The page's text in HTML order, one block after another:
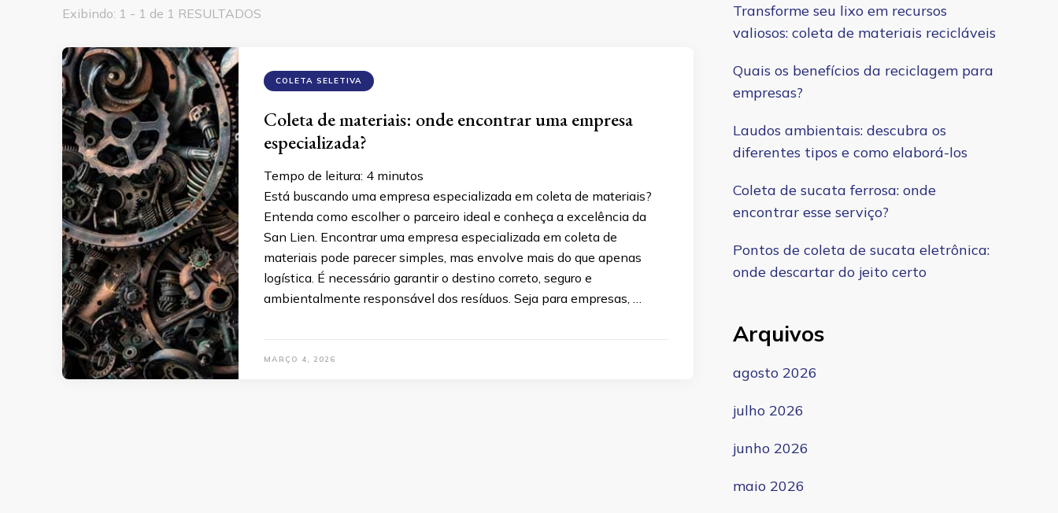
Exibindo: 1 - 1 de 1 RESULTADOS
COLETA SELETIVA
Coleta de materiais: onde encontrar uma empresa
especializada?
Tempo de leitura: 4 minutos
Está buscando uma empresa especializada em coleta de materiais?
Entenda como escolher o parceiro ideal e conheça a excelência da
San Lien. Encontrar uma empresa especializada em coleta de
materiais pode parecer simples, mas envolve mais do que apenas
logística. É necessário garantir o destino correto, seguro e
ambientalmente responsável dos resíduos. Seja para empresas, …
MARÇO 4, 2026
Transforme seu lixo em recursos
valiosos: coleta de materiais recicláveis
Quais os benefícios da reciclagem para
empresas?
Laudos ambientais: descubra os
diferentes tipos e como elaborá-los
Coleta de sucata ferrosa: onde
encontrar esse serviço?
Pontos de coleta de sucata eletrônica:
onde descartar do jeito certo
Arquivos
agosto 2026
julho 2026
junho 2026
maio 2026